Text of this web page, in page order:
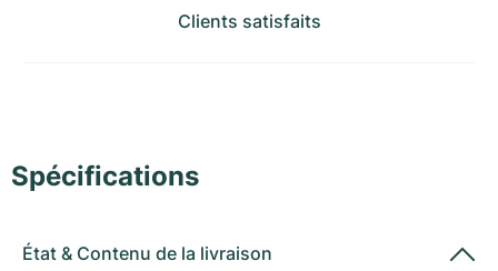
Clients satisfaits
Spécifications
État & Contenu de la livraison